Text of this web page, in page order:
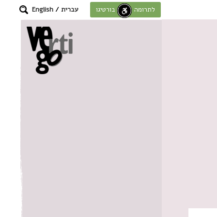
לתרומה לחוסן בורטיגו עברית /
English